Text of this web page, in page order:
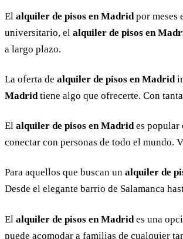
El alquiler de pisos en Madridpor meses
universitario, el alquiler de pisos en
a largo plazo.
La oferta de alquiler de pisos en Madrid
Madridtiene algo que ofrecerte. Con
El alquiler de pisos en Madrides popular
conectar con personas de todo el mundo.
Para aquellos que buscan un alquiler de
Desde el elegante barrio de Salamanca
El alquiler de pisos en Madrid es una
puede acomodar a familias de cualquier